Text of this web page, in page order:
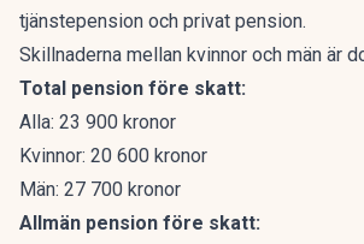
tjänstepension och privat pension.
Skillnaderna mellan kvinnor och män är
Total pension före skatt:
Alla: 23 900 kronor
Kvinnor: 20 600 kronor
Män: 27 700 kronor
Allmän pension före skatt: